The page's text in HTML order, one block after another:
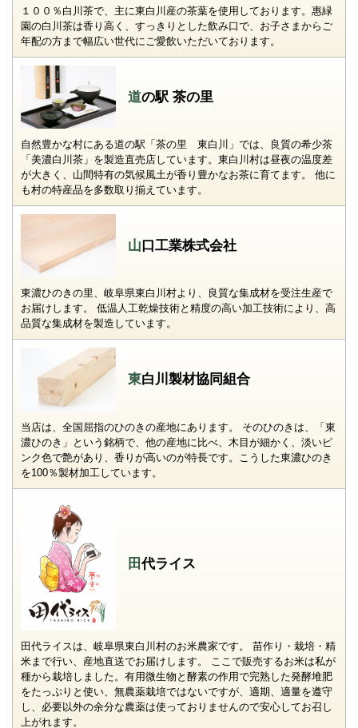
１００％白川茶で、主に東白川産の茶葉を使用しております。惠緑
園の白川茶は香り高く、すっきりとした飲み口で、お子さまからご
年配の方まで幅広い世代にご愛飲いただいております。
道の駅 茶の里
自然豊かな村にある道の駅「茶の里 東白川」では、良質の希少茶
「美濃白川茶」を製造直売店しています。東白川村は昼夜の温度差
が大きく、山間特有の気候風土が香り豊かなお茶に育てます。 他に
も村の特産品を多数取り揃えています。
山口工業株式会社
東濃ひのきの里、岐阜県東白川村より、良質な集成材を受注生産で
お届けします。 低温人工乾燥技術と精度の高い加工技術により、高
品質な集成材を製造しています。
東白川製材協同組合
当店は、全国屈指のひのきの産地にあります。 そのひのきは、「東
濃ひのき」という銘柄で、他の産地に比べ、木目が細かく、淡いピ
ンク色で艶があり、香りが高いのが特長です。こうした東濃ひのき
を100％製材加工しています。
田代ライス
田代ライスは、岐阜県東白川村のお米農家です。 苗作り・栽培・精
米まで行い、産地直送でお届けします。 ここで販売するお米は私が
種から栽培しました。有用微生物と酵素の作用で完熟した発酵堆肥
をたっぷりと使い、無農薬栽培ではないですが、適期、適量を遵守
し、必要以外の余分な農薬は使っておりませんので安心してお召し
上がれます。